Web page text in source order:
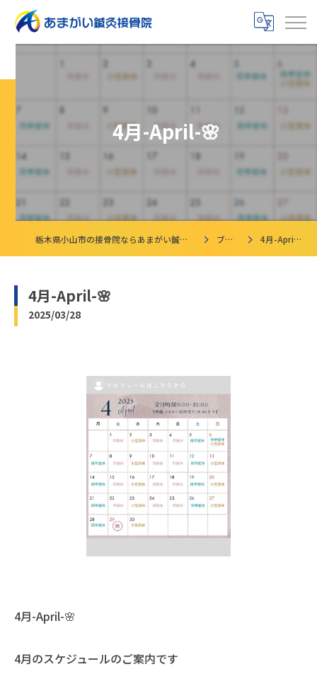
4月-April-🌸
栃木県小山市の接骨院ならあまがい鍼灸接骨院 ブログ 4月-April-🌸
4月-April-🌸
2025/03/28
4月-April-🌸
4月のスケジュールのご案内です